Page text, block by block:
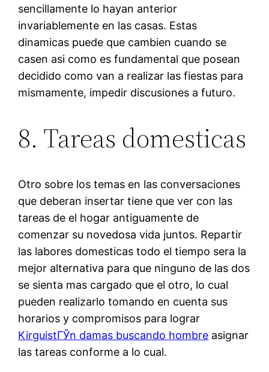
sencillamente lo hayan anterior
invariablemente en las casas. Estas
dinamicas puede que cambien cuando se
casen asi­ como es fundamental que posean
decidido como van a realizar las fiestas para
mismamente, impedir discusiones a futuro.
8. Tareas domesticas
Otro sobre los temas en las conversaciones
que deberan insertar tiene que ver con las
tareas de el hogar antiguamente de
comenzar su novedosa vida juntos. Repartir
las labores domesticas todo el tiempo sera la
mejor alternativa para que ninguno de las dos
se sienta mas cargado que el otro, lo cual
pueden realizarlo tomando en cuenta sus
horarios y compromisos para lograr
KirguistГЎn damas buscando hombre asignar
las tareas conforme a lo cual.